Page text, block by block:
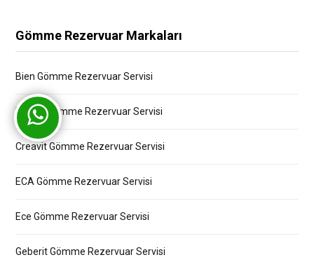
Gömme Rezervuar Markaları
Bien Gömme Rezervuar Servisi
Bocchi Gömme Rezervuar Servisi
Creavit Gömme Rezervuar Servisi
ECA Gömme Rezervuar Servisi
Ece Gömme Rezervuar Servisi
Geberit Gömme Rezervuar Servisi